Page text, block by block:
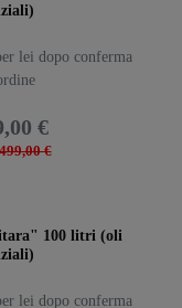
lei dopo conferma
€
€
100 litri (oli
lei dopo conferma